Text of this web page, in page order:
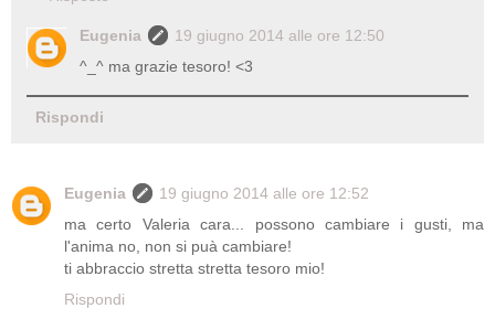
Eugenia
19 giugno 2014 alle ore 12:50
^_^ ma grazie tesoro! <3
Rispondi
Eugenia
19 giugno 2014 alle ore 12:52
ma certo Valeria cara... possono cambiare i gusti, ma
l'anima no, non si puà cambiare!
ti abbraccio stretta stretta tesoro mio!
Rispondi